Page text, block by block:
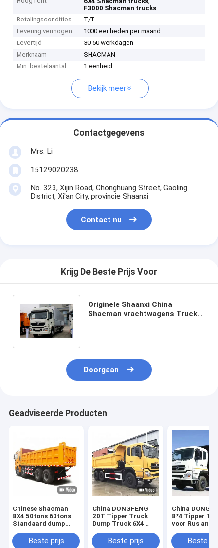
F3000 Shacman trucks
Betalingscondities
T/T
Levering vermogen
1000 eenheden per maand
Levertijd
30-50 werkdagen
Merknaam
SHACMAN
Min. bestelaantal
1 eenheid
Bekijk meer
Contactgegevens
Mrs. Li
15129020238
No. 323, Xijin Road, Chonghuang Street, Gaoling
District, Xi'an City, provincie Shaanxi
Contact nu
Krijg De Beste Prijs Voor
Originele Shaanxi China
Shacman vrachtwagens Truck
Doorgaan
Geadviseerde Producten
Chinese Shacman
8X4 50tons 60tons
Standaard dump
Beste prijs
China DONGFENG
20T Tipper Truck
Dump Truck 6X4
Fabrieksprijs
Beste prijs
China
8*4 Tipper
voor Rusland
PriceBeste